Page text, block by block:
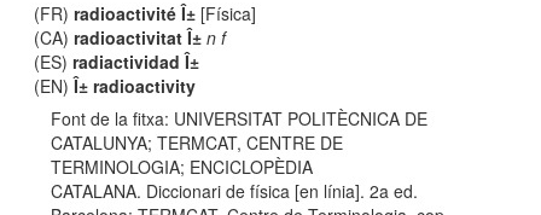
(FR)radioactivité Î± [Física]
(CA)radioactivitat Î± n f
(ES)radiactividad Î±
(EN)Î± radioactivity
Font de la fitxa: UNIVERSITAT POLITÈCNICA DE
CATALUNYA; TERMCAT, CENTRE DE
TERMINOLOGIA; ENCICLOPÈDIA
CATALANA. Diccionari de física [en línia]. 2a ed.